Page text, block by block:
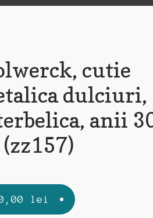
cutie
dulciuri,
anii
lei